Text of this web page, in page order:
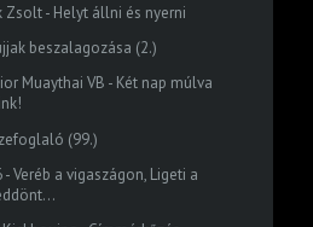
Zsolt - Helyt állni és nyerni
beszalagozása (2.)
Muaythai VB - Két nap múlva
(99.)
- Veréb a vigaszágon, Ligeti a